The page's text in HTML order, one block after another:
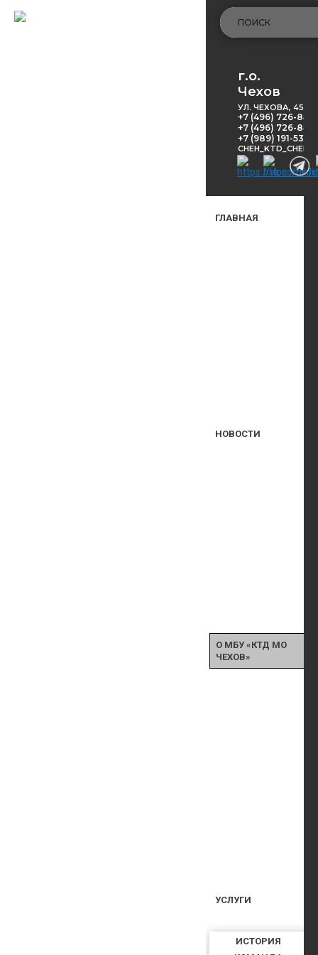
г.о.
Чехов
УЛ. ЧЕХОВА, 45
+7 (496) 726-
+7 (496) 726-
+7 (989) 191-53-
ГЛАВНАЯ
НОВОСТИ
О МБУ «КТД МО
ЧЕХОВ»
ИСТОРИЯ
УСЛУГИ